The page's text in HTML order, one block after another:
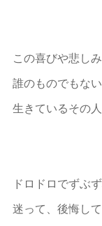
この喜びや悲し
誰のものでもない
生きているその人
ドロドロでずぶ
迷って、後悔し